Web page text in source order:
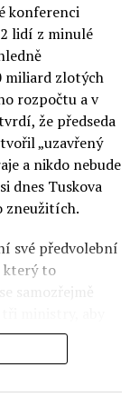
budou na
AI bude
skládající se z
akcí.
umělé
veřejných a
problémy a
v tvář zásadním
také zváží, do
oblastech života
ve
zajistit
konferenci
lidí z minulé
miliard zlotých
rozpočtu a v
že předseda
„uzavřený
a nikdo nebude
dnes Tuskova
zneužitích.
své předvolební
který to
samozřejmě
členů PiS, a
Domański